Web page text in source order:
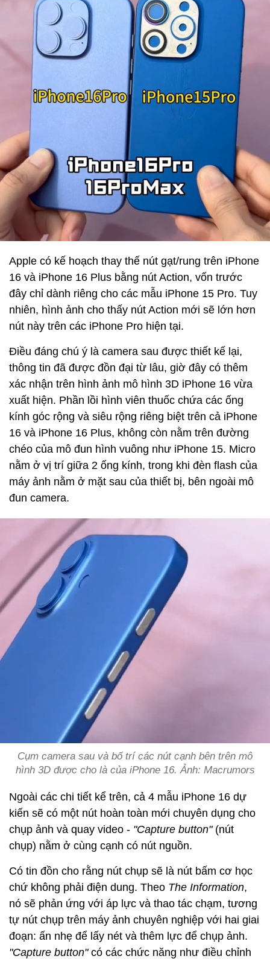
Apple có kế hoạch thay thế nút gạt/rung trên iPhone
16 và iPhone 16 Plus bằng nút Action, vốn trước
đây chỉ dành riêng cho các mẫu iPhone 15 Pro. Tuy
nhiên, hình ảnh cho thấy nút Action mới sẽ lớn hơn
nút này trên các iPhone Pro hiện tại.
Điều đáng chú ý là camera sau được thiết kế lại,
thông tin đã được đồn đại từ lâu, giờ đây có thêm
xác nhận trên hình ảnh mô hình 3D iPhone 16 vừa
xuất hiện. Phần lồi hình viên thuốc chứa các ống
kính góc rộng và siêu rộng riêng biệt trên cả iPhone
16 và iPhone 16 Plus, không còn nằm trên đường
chéo của mô đun hình vuông như iPhone 15. Micro
nằm ở vị trí giữa 2 ống kính, trong khi đèn flash của
máy ảnh nằm ở mặt sau của thiết bị, bên ngoài mô
đun camera.
Cụm camera sau và bố trí các nút cạnh bên trên mô
hình 3D được cho là của iPhone 16. Ảnh: Macrumors
Ngoài các chi tiết kể trên, cả 4 mẫu iPhone 16 dự
kiến sẽ có một nút hoàn toàn mới chuyên dụng cho
chụp ảnh và quay video - "Capture button"(nút
chụp) nằm ở cùng cạnh có nút nguồn.
Có tin đồn cho rằng nút chụp sẽ là nút bấm cơ học
chứ không phải điện dung. Theo The Information,
nó sẽ phản ứng với áp lực và thao tác chạm, tương
tự nút chụp trên máy ảnh chuyên nghiệp với hai giai
đoạn: ấn nhẹ để lấy nét và thêm lực để chụp ảnh.
"Capture button"có các chức năng như điều chỉnh